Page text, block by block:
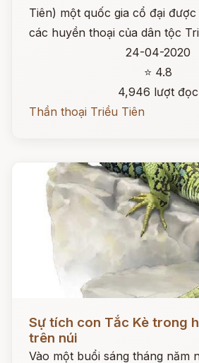
Tiên) một quốc gia cổ đại
các huyền thoại của dân tộc
24-04-2020
⭐ 4.8
4,946 lượt đọc
Thần thoại Triều Tiên
Sự tích con Tắc Kè trong
trên núi
Vào một buổi sáng tháng năm